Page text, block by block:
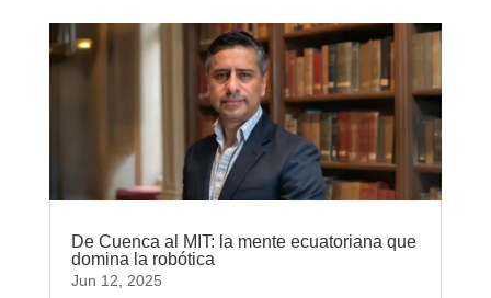
De Cuenca al MIT: la mente ecuatoriana que
domina la robótica
Jun 12, 2025